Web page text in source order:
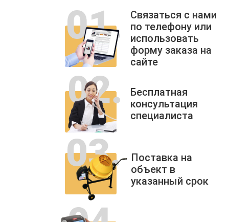
Связаться с нами
по телефону или
использовать
форму заказа на
сайте
Бесплатная
консультация
специалиста
Поставка на
объект в
указанный срок